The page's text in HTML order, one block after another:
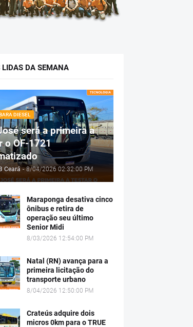
DA SEMANA
DIESEL
será a primeira a
o OF-1721
Ceará - 8/04/2026 02:32:00 PM
Maraponga desativa cinco
ônibus e retira de
operação seu último
Senior Midi
8/03/2026 12:54:00 PM
Natal (RN) avança para a
primeira licitação do
transporte urbano
8/04/2026 12:50:00 PM
Crateús adquire dois
micros 0km para o TRUE